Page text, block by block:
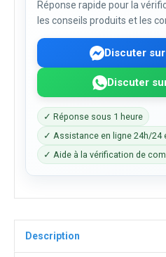
Réponse rapide pour la
les conseils produits et les
Discuter
Discuter
✓ Réponse sous 1 heure
✓ Assistance en ligne 24h/24
✓ Aide à la vérification de
Description